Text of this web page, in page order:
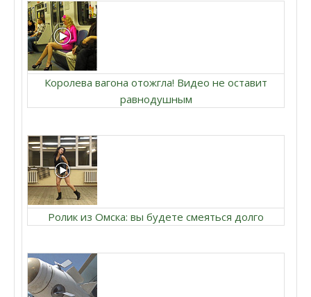
Королева вагона отожгла! Видео не оставит
равнодушным
Ролик из Омска: вы будете смеяться долго